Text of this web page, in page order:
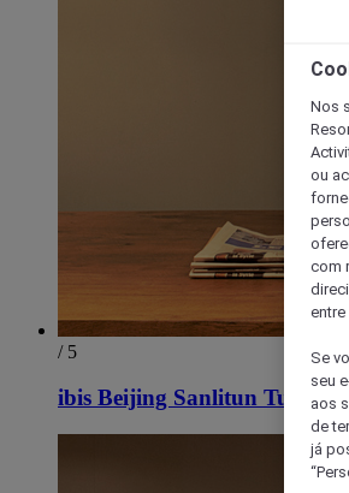
/ 5
ibis Beijing Sanlitun Tuanjie
Nos
ou
com
Se
seu
aos
de
já